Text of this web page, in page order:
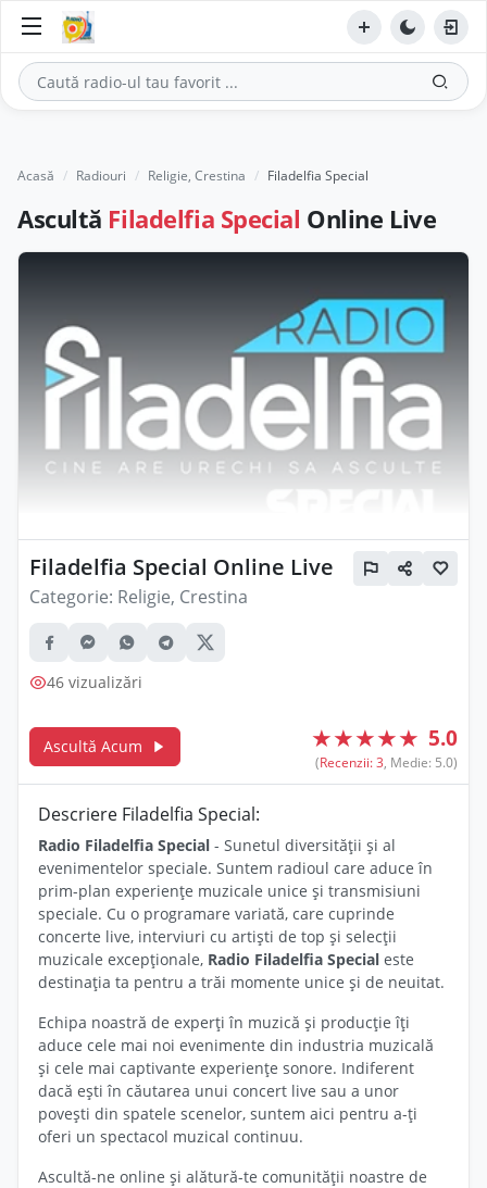
Acasă Radiouri Religie, Crestina Filadelfia Special
Ascultă Filadelfia Special Online Live
Filadelfia Special Online Live
Categorie: Religie, Crestina
46 vizualizări
Ascultă Acum ★★★★★ 5.0
(Recenzii: 3, Medie: 5.0)
Descriere Filadelfia Special:
Radio Filadelfia Special - Sunetul diversității și al
evenimentelor speciale. Suntem radioul care aduce în
prim-plan experiențe muzicale unice și transmisiuni
speciale. Cu o programare variată, care cuprinde
concerte live, interviuri cu artiști de top și selecții
muzicale excepționale, Radio Filadelfia Special este
destinația ta pentru a trăi momente unice și de neuitat.
Echipa noastră de experți în muzică și producție îți
aduce cele mai noi evenimente din industria muzicală
și cele mai captivante experiențe sonore. Indiferent
dacă ești în căutarea unui concert live sau a unor
povești din spatele scenelor, suntem aici pentru a-ți
oferi un spectacol muzical continuu.
Ascultă-ne online și alătură-te comunității noastre de